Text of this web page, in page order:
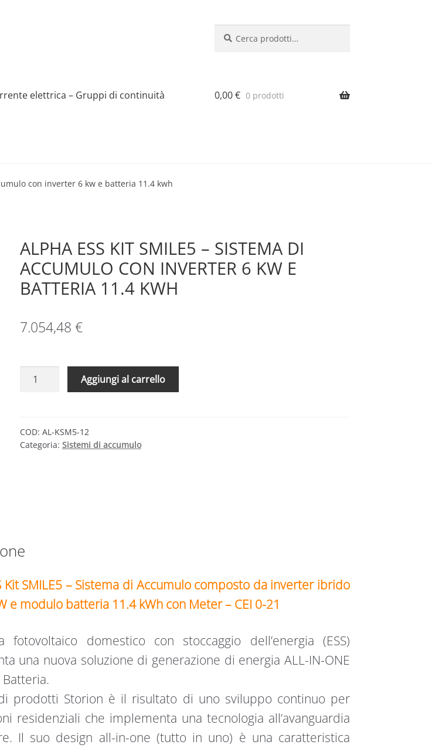
elettrica – Gruppi di continuità
Sample Page Shop
0,00€ 0 prodotti
con inverter 6 kw e batteria 11.4 kwh
ALPHA ESS KIT SMILE5 – SISTEMA DI
ACCUMULO CON INVERTER 6 KW E
BATTERIA 11.4 KWH
7.054,48 €
ALPHA
–
SISTEMA
E
11.4
KWH
quantità
Aggiungi al carrello
COD: AL-KSM5-12
Categoria: Sistemi di accumulo
Kit SMILE5 – Sistema di Accumulo composto da inverter ibrido
e modulo batteria 11.4 kWh con Meter – CEI 0-21
fotovoltaico domestico con stoccaggio dell’energia (ESS)
una nuova soluzione di generazione di energia ALL-IN-ONE
prodotti Storion è il risultato di uno sviluppo continuo per
residenziali che implementa una tecnologia all’avanguardia
Il suo design all-in-one (tutto in uno) è una caratteristica